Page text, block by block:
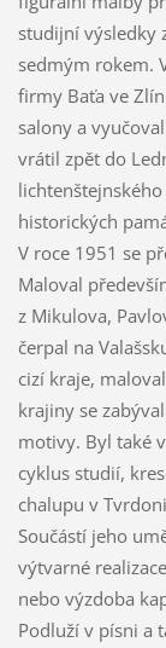
studijní výsledky
sedmým rokem.
firmy Baťa ve
salony a
vrátil zpět do
historických
V roce 1951 se
Maloval
z Mikulova,
čerpal na
cizí kraje,
krajiny se
motivy. Byl také
cyklus studií,
chalupu v
Součástí jeho
výtvarné
nebo výzdoba
Podluží v písni a